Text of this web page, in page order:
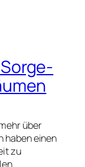
über
haben einen
zu